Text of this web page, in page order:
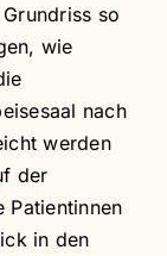
so
wie
nach
werden
der
Patientinnen
in den